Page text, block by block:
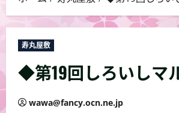
ュ
ー
寿丸屋敷
◆第19回しろいしマ
wawa@fancy.ocn.ne.jp